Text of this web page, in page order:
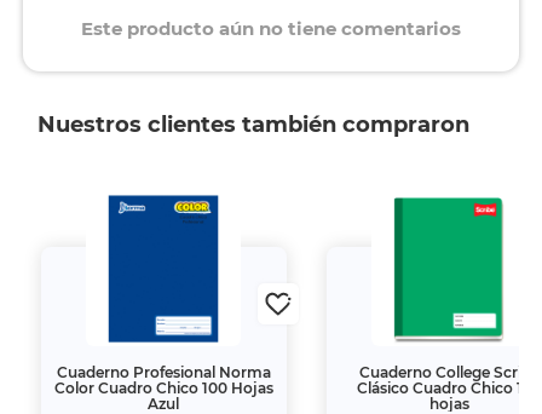
Este producto aún no tiene comentarios
Nuestros clientes también compraron
Cuaderno Profesional Norma
Color Cuadro Chico 100 Hojas
Azul
Cuaderno College Scribe
Clásico Cuadro Chico 100
hojas